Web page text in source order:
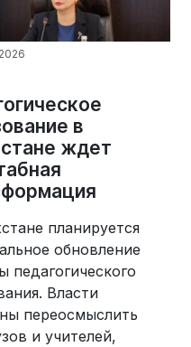
в
ждет
планируется
обновление
педагогического
Власти
переосмыслить
и учителей,